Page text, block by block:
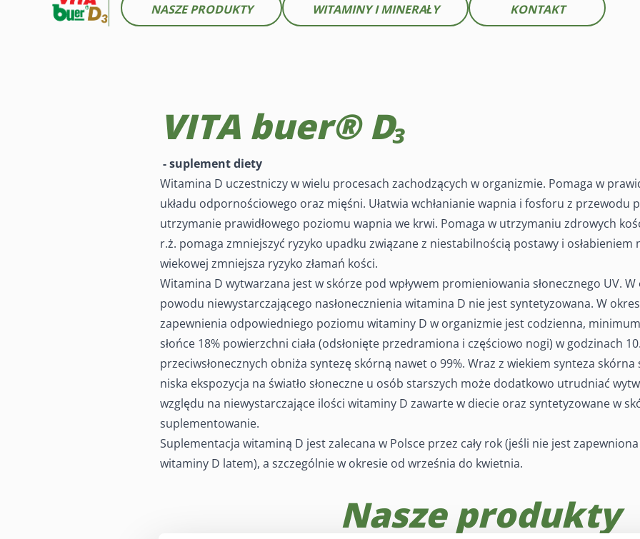
VITA buer® D₃
Zawiera 2000 j.m. (50 µg) witaminy D.
NASZE PRODUKTY WITAMINY I MINERAŁY KONTAKT
VITA buer® D₃
- suplement diety
Witamina D uczestniczy w wielu procesach zachodzących w organizmie. Pomaga w
układu odpornościowego oraz mięśni. Ułatwia wchłanianie wapnia i fosforu z przewodu
utrzymanie prawidłowego poziomu wapnia we krwi. Pomaga w utrzymaniu zdrowych
r.ż. pomaga zmniejszyć ryzyko upadku związane z niestabilnością postawy i osłabieniem
wiekowej zmniejsza ryzyko złamań kości.
Witamina D wytwarzana jest w skórze pod wpływem promieniowania słonecznego UV.
powodu niewystarczającego nasłonecznienia witamina D nie jest syntetyzowana. W
zapewnienia odpowiedniego poziomu witaminy D w organizmie jest codzienna,
słońce 18% powierzchni ciała (odsłonięte przedramiona i częściowo nogi) w godzinach
przeciwsłonecznych obniża syntezę skórną nawet o 99%. Wraz z wiekiem synteza
niska ekspozycja na światło słoneczne u osób starszych może dodatkowo utrudniać
względu na niewystarczające ilości witaminy D zawarte w diecie oraz syntetyzowane w
suplementowanie.
Suplementacja witaminą D jest zalecana w Polsce przez cały rok (jeśli nie jest
witaminy D latem), a szczególnie w okresie od września do kwietnia.
Nasze produkty